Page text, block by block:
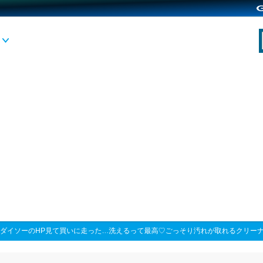
ダイソーのHP見て買いに走った…洗えるって最高♡ごっそり汚れが取れるクリー